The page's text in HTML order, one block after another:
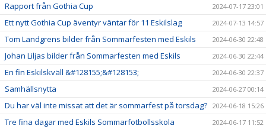
Rapport från Gothia Cup 2024-07-17 23:01
Ett nytt Gothia Cup äventyr väntar för 11 Eskilslag 2024-07-13 14:57
Tom Landgrens bilder från Sommarfesten med Eskils 2024-06-30 22:48
Johan Liljas bilder från Sommarfesten med Eskils 2024-06-30 22:44
En fin Eskilskväll &#128155;&#128153; 2024-06-30 22:37
Samhällsnytta 2024-06-27 00:14
Du har väl inte missat att det är sommarfest på torsdag? 2024-06-18 15:26
Tre fina dagar med Eskils Sommarfotbollsskola 2024-06-17 11:52